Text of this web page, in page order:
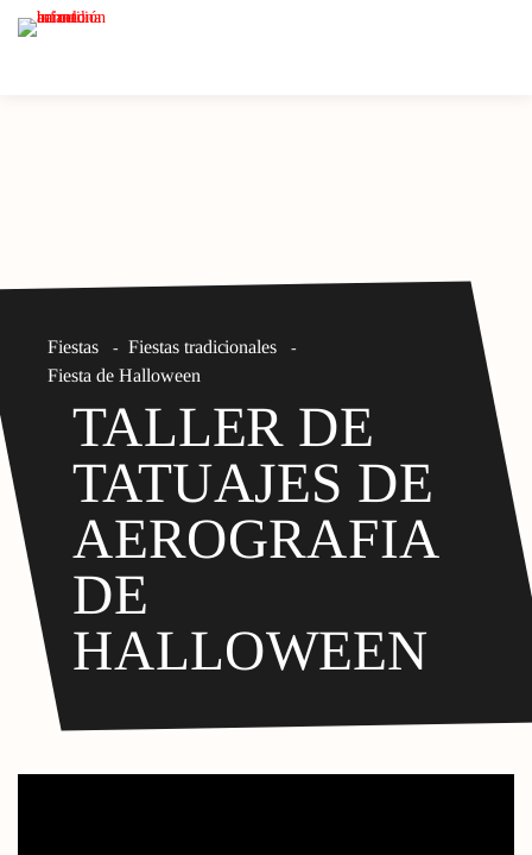
Fiestas - Fiestas tradicionales -
Fiesta de Halloween
TALLER DE
TATUAJES DE
AEROGRAFIA
DE
HALLOWEEN